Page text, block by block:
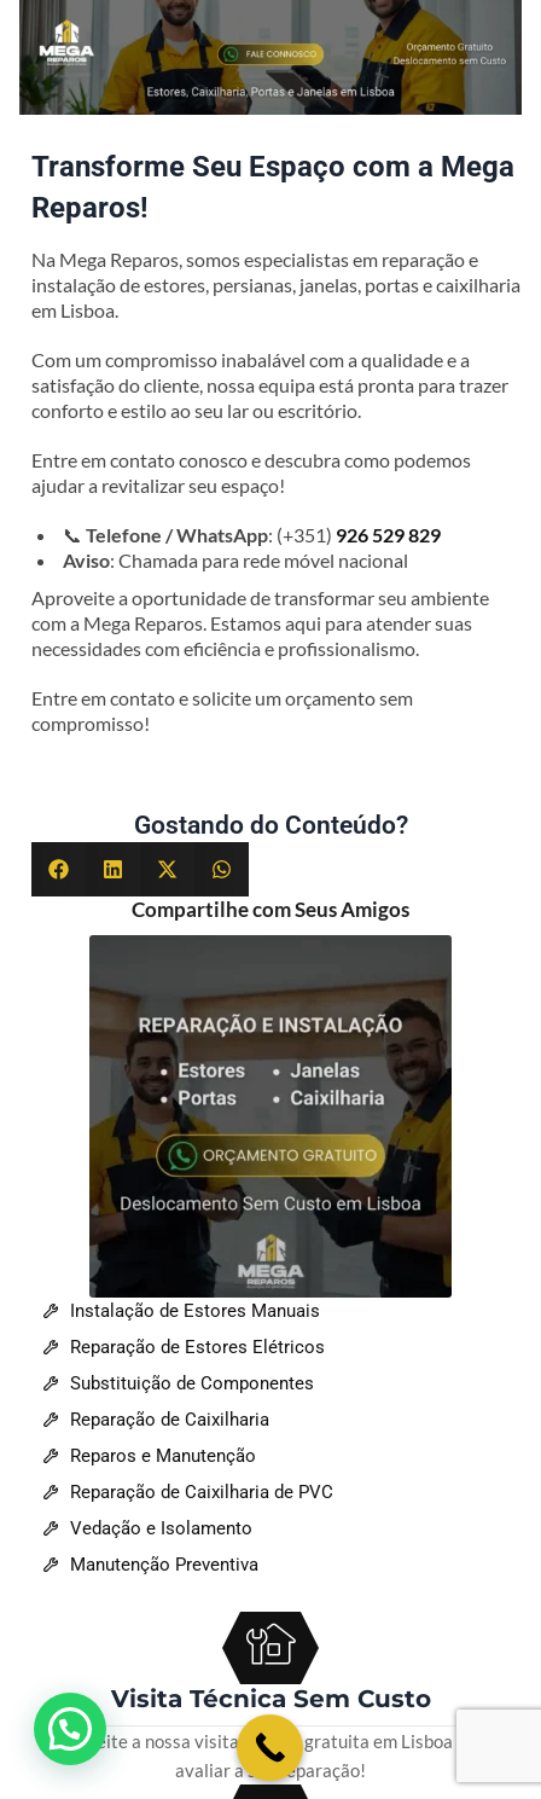
Transforme Seu Espaço com a Mega
Reparos!
Na Mega Reparos, somos especialistas em reparação e
instalação de estores, persianas, janelas, portas e caixilharia
em Lisboa.
Com um compromisso inabalável com a qualidade e a
satisfação do cliente, nossa equipa está pronta para trazer
conforto e estilo ao seu lar ou escritório.
Entre em contato conosco e descubra como podemos
ajudar a revitalizar seu espaço!
📞Telefone / WhatsApp: (+351) 926 529 829
Aviso: Chamada para rede móvel nacional
Aproveite a oportunidade de transformar seu ambiente
com a Mega Reparos. Estamos aqui para atender suas
necessidades com eficiência e profissionalismo.
Entre em contato e solicite um orçamento sem
compromisso!
Gostando do Conteúdo?
Compartilhe com Seus Amigos
Instalação de Estores Manuais
Reparação de Estores Elétricos
Substituição de Componentes
Reparação de Caixilharia
Reparos e Manutenção
Reparação de Caixilharia de PVC
Vedação e Isolamento
Manutenção Preventiva
Visita Técnica Sem Custo
Aproveite a nossa visita técnica gratuita em Lisboa para
avaliar a sua reparação!
💬 Como podemos ajudar?